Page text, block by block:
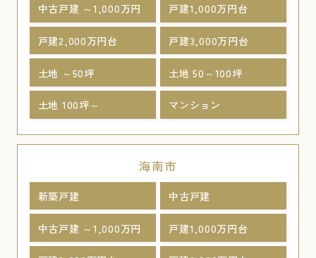
中古戸建 ～1,000万円 戸建1,000万円台
戸建2,000万円台 戸建3,000万円台
土地 ～50坪 土地 50～100坪
土地 100坪～ マンション
海南市
新築戸建 中古戸建
中古戸建 ～1,000万円 戸建1,000万円台